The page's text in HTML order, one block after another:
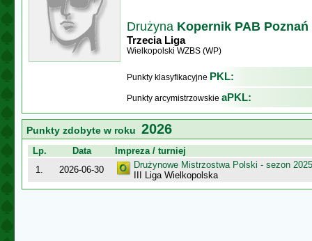
Drużyna Kopernik PAB Poznań
Trzecia Liga
Wielkopolski WZBS (WP)
Punkty klasyfikacyjne PKL:
Punkty arcymistrzowskie aPKL:
Punkty zdobyte w roku 2026
Lp. Data
Impreza / turniej
1.
2026-06-30
Drużynowe Mistrzostwa Polski - sezon
III Liga Wielkopolska